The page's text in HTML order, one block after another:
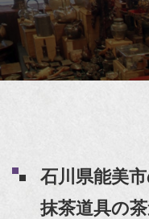
石川県能美
抹茶道具の